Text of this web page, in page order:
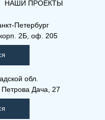
НАШИ ПРОЕКТЫ
Петербург
2Б, оф. 205
обл.
Дача, 27